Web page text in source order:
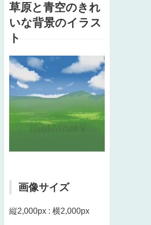
草原と青空のきれ
いな背景のイラス
ト
画像サイズ
縦2,000px : 横2,000px